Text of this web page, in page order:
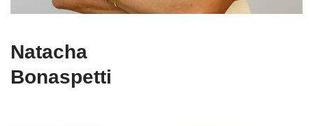
Natacha
Bonaspetti